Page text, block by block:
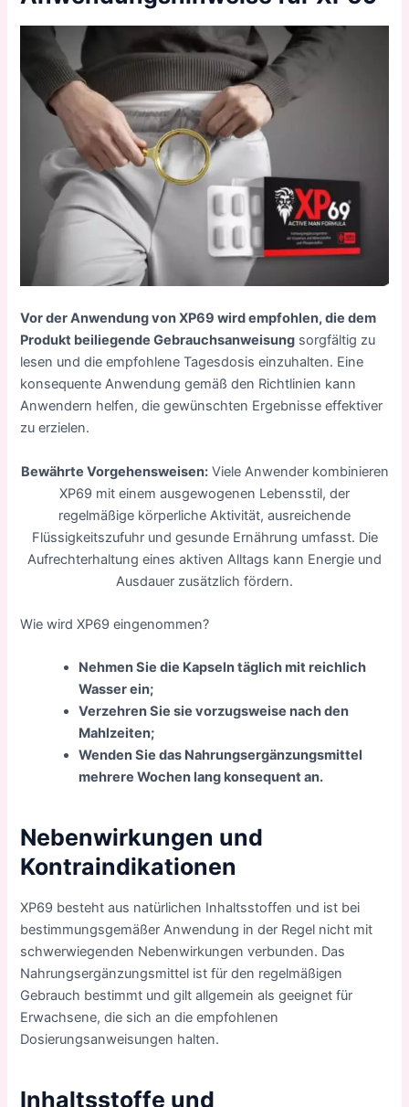
Vor der Anwendung von XP69 wird empfohlen, die dem
Produkt beiliegende Gebrauchsanweisung sorgfältig zu
lesen und die empfohlene Tagesdosis einzuhalten. Eine
konsequente Anwendung gemäß den Richtlinien kann
Anwendern helfen, die gewünschten Ergebnisse effektiver
zu erzielen.
Bewährte Vorgehensweisen:Viele Anwender kombinieren
XP69 mit einem ausgewogenen Lebensstil, der
regelmäßige körperliche Aktivität, ausreichende
Flüssigkeitszufuhr und gesunde Ernährung umfasst. Die
Aufrechterhaltung eines aktiven Alltags kann Energie und
Ausdauer zusätzlich fördern.
Wie wird XP69 eingenommen?
Nehmen Sie die Kapseln täglich mit reichlich
Wasser ein;
Verzehren Sie sie vorzugsweise nach den
Mahlzeiten;
Wenden Sie das Nahrungsergänzungsmittel
mehrere Wochen lang konsequent an.
Nebenwirkungen und
Kontraindikationen
XP69 besteht aus natürlichen Inhaltsstoffen und ist bei
bestimmungsgemäßer Anwendung in der Regel nicht mit
schwerwiegenden Nebenwirkungen verbunden. Das
Nahrungsergänzungsmittel ist für den regelmäßigen
Gebrauch bestimmt und gilt allgemein als geeignet für
Erwachsene, die sich an die empfohlenen
Dosierungsanweisungen halten.
Inhaltsstoffe und